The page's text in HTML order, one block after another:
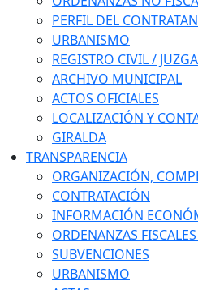
PERFIL DEL
URBANISMO
REGISTRO CIVIL /
ARCHIVO MUNICIPAL
ACTOS OFICIALES
LOCALIZACIÓN Y
GIRALDA
TRANSPARENCIA
ORGANIZACIÓN,
CONTRATACIÓN
INFORMACIÓN
ORDENANZAS
SUBVENCIONES
URBANISMO